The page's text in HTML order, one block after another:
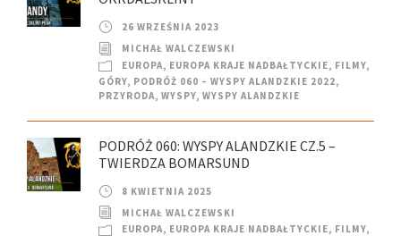
26 WRZEŚNIA 2023
MICHAŁ WALCZEWSKI
EUROPA, EUROPA KRAJE NADBAŁTYCKIE, FILMY,
GÓRY, PODRÓŻ 060 – WYSPY ALANDZKIE 2022,
PRZYRODA, WYSPY, WYSPY ALANDZKIE
PODRÓŻ 060: WYSPY ALANDZKIE CZ.5 –
TWIERDZA BOMARSUND
8 KWIETNIA 2025
MICHAŁ WALCZEWSKI
EUROPA, EUROPA KRAJE NADBAŁTYCKIE, FILMY,